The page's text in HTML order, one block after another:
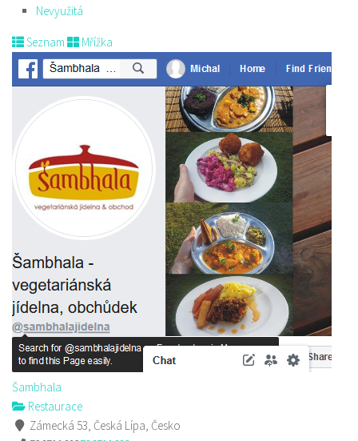
Nevyužitá
Seznam Mřížka
Šambhala
Restaurace
Zámecká 53, Česká Lípa, Česko